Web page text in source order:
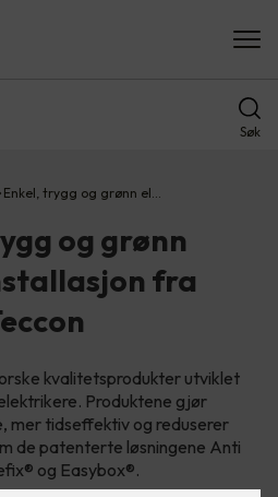
Søk
Enkel, trygg og grønn el…
og grønn
fra
kvalitetsprodukter utviklet
Produktene gjør
mer tidseffektiv og reduserer
de patenterte løsningene Anti
og Easybox®.